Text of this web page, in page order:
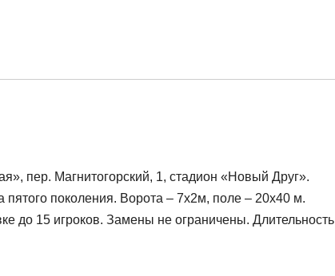
пер. Магнитогорский, 1, стадион «Новый Друг».
поколения. Ворота – 7х2м, поле – 20х40 м.
до 15 игроков. Замены не ограничены. Длительность